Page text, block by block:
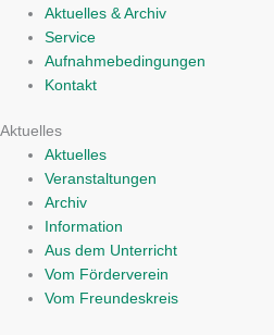
Aktuelles & Archiv
Service
Aufnahmebedingungen
Kontakt
Aktuelles
Aktuelles
Veranstaltungen
Archiv
Information
Aus dem Unterricht
Vom Förderverein
Vom Freundeskreis